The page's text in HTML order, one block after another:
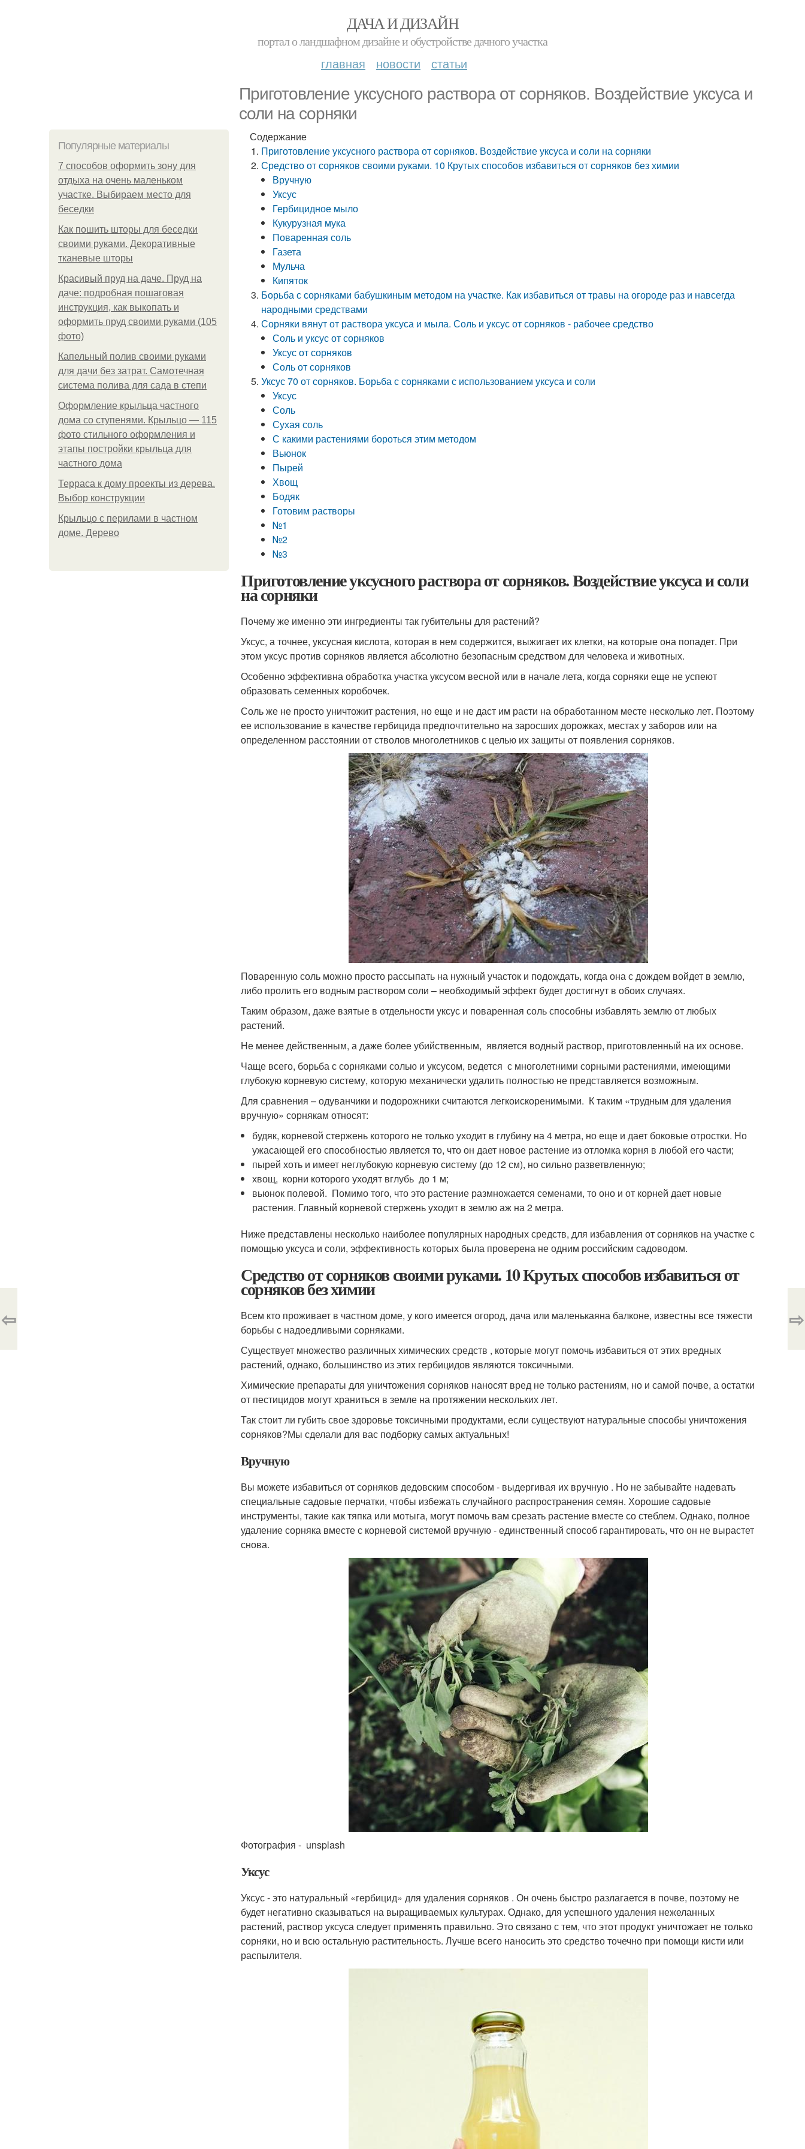
ДАЧА И ДИЗАЙН
портал о ландшафном дизайне и обустройстве дачного участка
главная новости статьи
Приготовление уксусного раствора от сорняков. Воздействие уксуса и
соли на сорняки
Популярные материалы
7 способов оформить зону для
отдыха на очень маленьком
участке. Выбираем место для
беседки
Как пошить шторы для беседки
своими руками. Декоративные
тканевые шторы
Красивый пруд на даче. Пруд на
даче: подробная пошаговая
инструкция, как выкопать и
оформить пруд своими руками (105
фото)
Капельный полив своими руками
для дачи без затрат. Самотечная
система полива для сада в степи
Оформление крыльца частного
дома со ступенями. Крыльцо — 115
фото стильного оформления и
этапы постройки крыльца для
частного дома
Терраса к дому проекты из дерева.
Выбор конструкции
Крыльцо с перилами в частном
доме. Дерево
Содержание
Приготовление уксусного раствора от сорняков. Воздействие уксуса и соли на сорняки
Средство от сорняков своими руками. 10 Крутых способов избавиться от сорняков без химии
Вручную
Уксус
Гербицидное мыло
Кукурузная мука
Поваренная соль
Газета
Мульча
Кипяток
Борьба с сорняками бабушкиным методом на участке. Как избавиться от травы на огороде раз и навсегда
народными средствами
Сорняки вянут от раствора уксуса и мыла. Соль и уксус от сорняков - рабочее средство
Соль и уксус от сорняков
Уксус от сорняков
Соль от сорняков
Уксус 70 от сорняков. Борьба с сорняками с использованием уксуса и соли
Уксус
Соль
Сухая соль
С какими растениями бороться этим методом
Вьюнок
Пырей
Хвощ
Бодяк
Готовим растворы
№1
№2
№3
Приготовление уксусного раствора от сорняков. Воздействие уксуса и соли
на сорняки
Почему же именно эти ингредиенты так губительны для растений?
Уксус, а точнее, уксусная кислота, которая в нем содержится, выжигает их клетки, на которые она попадет. При
этом уксус против сорняков является абсолютно безопасным средством для человека и животных.
Особенно эффективна обработка участка уксусом весной или в начале лета, когда сорняки еще не успеют
образовать семенных коробочек.
Соль же не просто уничтожит растения, но еще и не даст им расти на обработанном месте несколько лет. Поэтому
ее использование в качестве гербицида предпочтительно на заросших дорожках, местах у заборов или на
определенном расстоянии от стволов многолетников с целью их защиты от появления сорняков.
Поваренную соль можно просто рассыпать на нужный участок и подождать, когда она с дождем войдет в землю,
либо пролить его водным раствором соли – необходимый эффект будет достигнут в обоих случаях.
Таким образом, даже взятые в отдельности уксус и поваренная соль способны избавлять землю от любых
растений.
Не менее действенным, а даже более убийственным, является водный раствор, приготовленный на их основе.
Чаще всего, борьба с сорняками солью и уксусом, ведется с многолетними сорными растениями, имеющими
глубокую корневую систему, которую механически удалить полностью не представляется возможным.
Для сравнения – одуванчики и подорожники считаются легкоискоренимыми. К таким «трудным для удаления
вручную» сорнякам относят:
будяк, корневой стержень которого не только уходит в глубину на 4 метра, но еще и дает боковые отростки. Но
ужасающей его способностью является то, что он дает новое растение из отломка корня в любой его части;
пырей хоть и имеет неглубокую корневую систему (до 12 см), но сильно разветвленную;
хвощ, корни которого уходят вглубь до 1 м;
вьюнок полевой. Помимо того, что это растение размножается семенами, то оно и от корней дает новые
растения. Главный корневой стержень уходит в землю аж на 2 метра.
Ниже представлены несколько наиболее популярных народных средств, для избавления от сорняков на участке с
помощью уксуса и соли, эффективность которых была проверена не одним российским садоводом.
Средство от сорняков своими руками. 10 Крутых способов избавиться от
сорняков без химии
Всем кто проживает в частном доме, у кого имеется огород, дача или маленькаяна балконе, известны все тяжести
борьбы с надоедливыми сорняками.
Существует множество различных химических средств , которые могут помочь избавиться от этих вредных
растений, однако, большинство из этих гербицидов являются токсичными.
Химические препараты для уничтожения сорняков наносят вред не только растениям, но и самой почве, а остатки
от пестицидов могут храниться в земле на протяжении нескольких лет.
Так стоит ли губить свое здоровье токсичными продуктами, если существуют натуральные способы уничтожения
сорняков?Мы сделали для вас подборку самых актуальных!
Вручную
Вы можете избавиться от сорняков дедовским способом - выдергивая их вручную . Но не забывайте надевать
специальные садовые перчатки, чтобы избежать случайного распространения семян. Хорошие садовые
инструменты, такие как тяпка или мотыга, могут помочь вам срезать растение вместе со стеблем. Однако, полное
удаление сорняка вместе с корневой системой вручную - единственный способ гарантировать, что он не вырастет
снова.
Фотография - unsplash
Уксус
Уксус - это натуральный «гербицид» для удаления сорняков . Он очень быстро разлагается в почве, поэтому не
будет негативно сказываться на выращиваемых культурах. Однако, для успешного удаления нежеланных
растений, раствор уксуса следует применять правильно. Это связано с тем, что этот продукт уничтожает не только
сорняки, но и всю остальную растительность. Лучше всего наносить это средство точечно при помощи кисти или
распылителя.
⇦ ⇨